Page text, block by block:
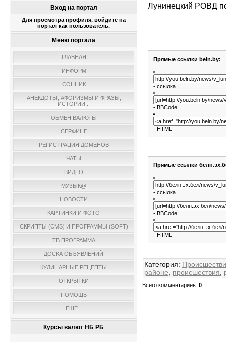
Вход на портал
Для просмотра профиля, войдите на
портал как пользователь.
Меню портала
ГЛАВНАЯ
ИНФОРМ
СОННИК
АНЕКДОТЫ, АФОРИЗМЫ И ФРАЗЫ,
ИСТОРИИ...
ОБМЕН ВАЛЮТЫ
СЕРФИНГ
РЕГИСТРАЦИЯ ДОМЕНОВ
ЧАТЫ
ВИДЕО
МУЗЫК@
НОВОСТИ
КАРТИНКИ И ФОТО
СКРИПТЫ (CMS) И ПРОГРАММЫ (SOFT)
ТВ ПРОГРАММА
ДОСКА ОБЪЯВЛЕНИЙ
КУЛИНАРНЫЕ РЕЦЕПТЫ
ОТКРЫТКИ
ПОМОЩЬ
ЕЩЕ...
Курсы валют НБ РБ
Лунинецкий РОВД
Прямые ссылки beln.by:
- ссылка
- BBCode
- HTML
Прямые ссылки
- ссылка
- BBCode
- HTML
Категория:
районе
происшествия
Всего комментариев: 0